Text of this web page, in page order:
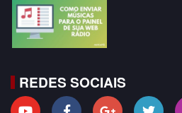
REDES SOCIAIS